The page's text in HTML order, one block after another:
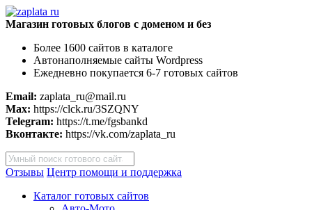
Магазин готовых блогов с доменом и без
Более 1600 сайтов в каталоге
Автонаполняемые сайты Wordpress
Ежедневно покупается 6-7 готовых сайтов
Email: zaplata_ru@mail.ru
Max: https://clck.ru/3SZQNY
Telegram: https://t.me/fgsbankd
Вконтакте: https://vk.com/zaplata_ru
Поиск
товаров
Отзывы Центр помощи и поддержка
Каталог готовых сайтов